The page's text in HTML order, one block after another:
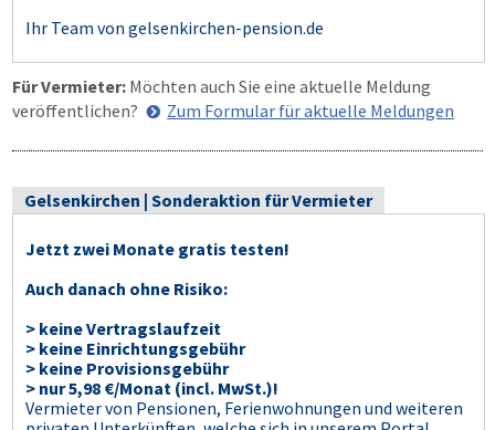
Ihr Team von gelsenkirchen-pension.de
Für Vermieter: Möchten auch Sie eine aktuelle Meldung
veröffentlichen?
Zum Formular für aktuelle Meldungen
Gelsenkirchen | Sonderaktion für Vermieter
Jetzt zwei Monate gratis testen!
Auch danach ohne Risiko:
> keine Vertragslaufzeit
> keine Einrichtungsgebühr
> keine Provisionsgebühr
> nur 5,98 €/Monat (incl. MwSt.)!
Vermieter von Pensionen, Ferienwohnungen und weiteren